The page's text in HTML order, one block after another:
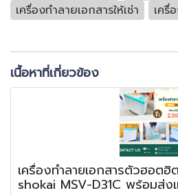
เครื่องทำลายเอกสารให้เช่า
เครื่
เนื้อหาที่เกี่ยวข้อง
เครื่องทำลายเอกสารตัวฮอต
shokai MSV-D31C พร้อมส่